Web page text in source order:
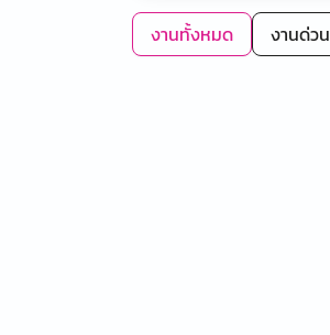
งานทั้งหมด งานด่วน